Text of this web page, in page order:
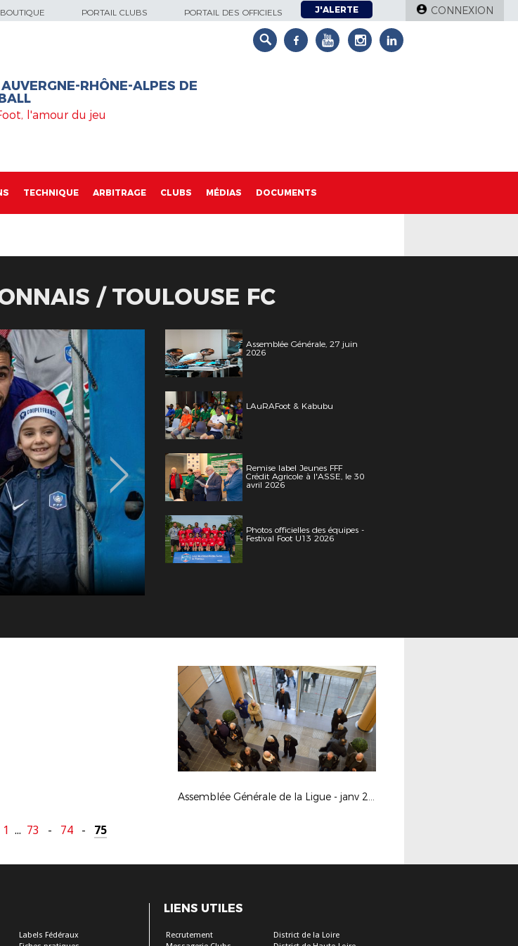
BOUTIQUE PORTAIL CLUBS PORTAIL DES OFFICIELS J'ALERTE CONNEXION
AUVERGNE-RHÔNE-ALPES DE
l'amour du jeu
TECHNIQUE ARBITRAGE CLUBS MÉDIAS DOCUMENTS
/ TOULOUSE FC
Assemblée Générale, 27 juin
2026
LAuRAFoot & Kabubu
Remise label Jeunes FFF
Crédit Agricole à l'ASSE, le 30
avril 2026
Photos officielles des équipes -
Festival Foot U13 2026
Assemblée Générale de la Ligue - janv 2017
1 ... 73 - 74 - 75
Labels Fédéraux
LIENS UTILES
Recrutement
District de la Loire